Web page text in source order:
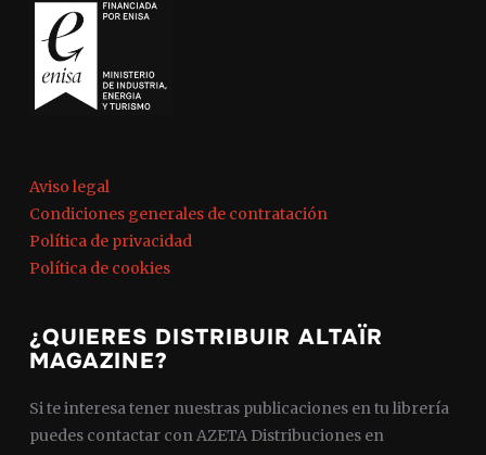
Aviso legal
Condiciones generales de contratación
Política de privacidad
Política de cookies
¿QUIERES DISTRIBUIR ALTAÏR
MAGAZINE?
Si te interesa tener nuestras publicaciones en tu librería
puedes contactar con AZETA Distribuciones en